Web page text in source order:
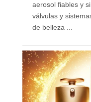
aerosol fiables y
válvulas y
de belleza ...